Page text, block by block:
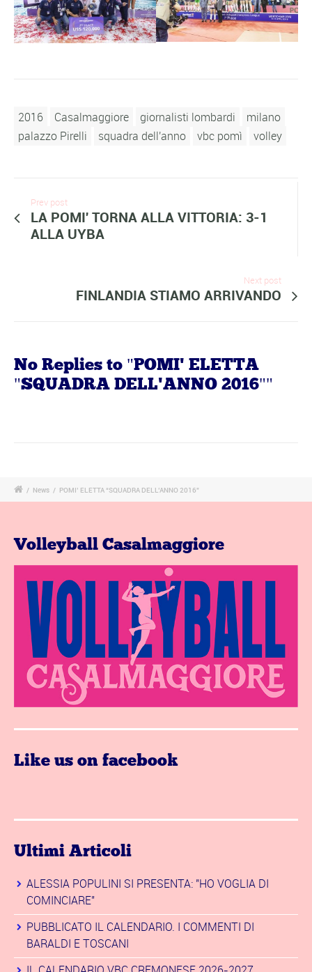
2016 Casalmaggiore giornalisti lombardi
milano
palazzo Pirelli
squadra dell'anno vbc pomì volley
Prev post
LA POMI' TORNA ALLA VITTORIA: 3-1
ALLA UYBA
Next post
FINLANDIA STIAMO ARRIVANDO
No Replies to "POMI' ELETTA
"SQUADRA DELL'ANNO 2016""
/ News / POMI’ ELETTA “SQUADRA DELL’ANNO 2016”
Volleyball Casalmaggiore
Like us on facebook
Ultimi Articoli
ALESSIA POPULINI SI PRESENTA: "HO VOGLIA DI
COMINCIARE"
PUBBLICATO IL CALENDARIO. I COMMENTI DI
BARALDI E TOSCANI